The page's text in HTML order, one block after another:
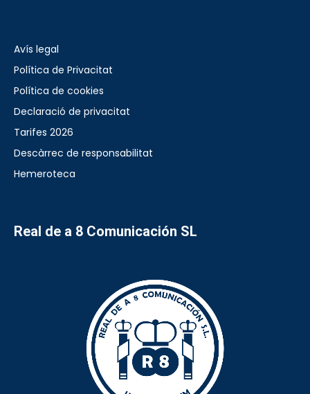
Avís legal
Política de Privacitat
Política de cookies
Declaració de privacitat
Tarifes 2026
Descàrrec de responsabilitat
Hemeroteca
Real de a 8 Comunicación SL